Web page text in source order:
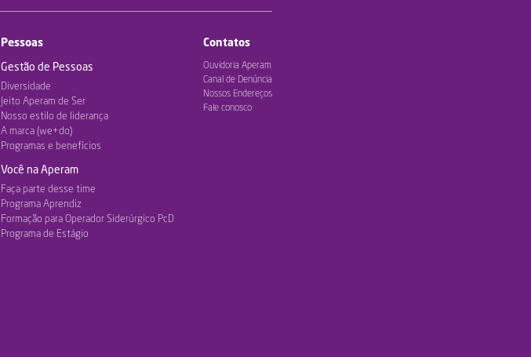
Pessoas
Gestão de Pessoas
Diversidade
Jeito Aperam de Ser
Nosso estilo de liderança
A marca (we+do)
Programas e benefícios
Você na Aperam
Faça parte desse time
Programa Aprendiz
Formação para Operador Siderúrgico PcD
Programa de Estágio
Contatos
Ouvidoria Aperam
Canal de Denúncia
Nossos Endereços
Fale conosco